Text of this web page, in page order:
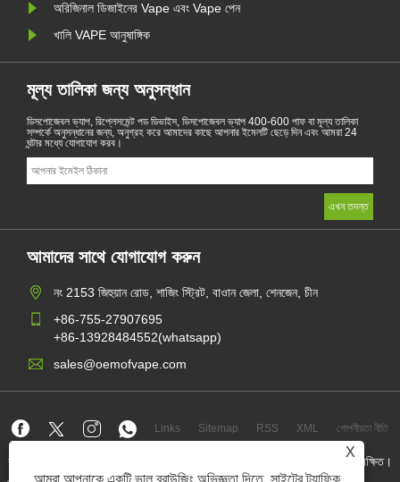
X
আমরা আপনাকে একটি ভাল ব্রাউজিং অভিজ্ঞতা দিতে, সাইটের ট্র্যাফিক
অরিজিনাল ডিজাইনের Vape এবং Vape পেন
খালি VAPE আনুষাঙ্গিক
মূল্য তালিকা জন্য অনুসন্ধান
ডিসপোজেবল ভ্যাপ, রিপ্লেসমেন্ট পড ডিভাইস, ডিসপোজেবল ভ্যাপ 400-600 পাফ বা মূল্য তালিকা
সম্পর্কে অনুসন্ধানের জন্য, অনুগ্রহ করে আমাদের কাছে আপনার ইমেলটি ছেড়ে দিন এবং আমরা 24
ঘন্টার মধ্যে যোগাযোগ করব।
আমাদের সাথে যোগাযোগ করুন
নং 2153 জিহুয়ান রোড, শাজিং স্ট্রিট, বাওান জেলা, শেনজেন, চীন
+86-755-27907695
+86-13928484552(whatsapp)
sales@oemofvape.com
Links Sitemap RSS XML গোপনীয়তা নীতি
কপিরাইট © 2022 অ্যাপলাস প্রিসিশন টেকনোলজি কোং, লিমিটেড। সমস্ত অধিকার সংরক্ষিত।